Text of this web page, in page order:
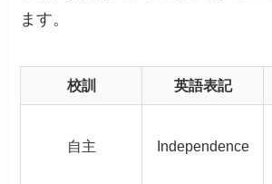
ます。
校訓 英語表記
自主 Independence